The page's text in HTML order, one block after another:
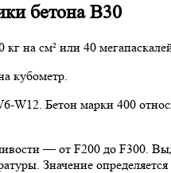
бетона В30
на см² или 40
кубометр.
W12. Бетон марки 400
— от F200 до F300.
Значение